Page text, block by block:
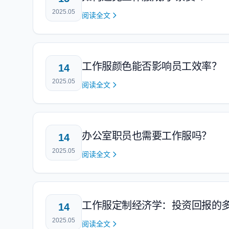
2025.05 阅读全文
14
2025.05
工作服颜色能否影响员工效率？
阅读全文
14
2025.05
办公室职员也需要工作服吗？
阅读全文
14
2025.05
工作服定制经济学：投资回报的
阅读全文